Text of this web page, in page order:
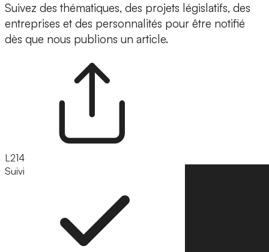
Suivez des thématiques, des projets législatifs, des
entreprises et des personnalités pour être notifié
dès que nous publions un article.
L214
Suivi